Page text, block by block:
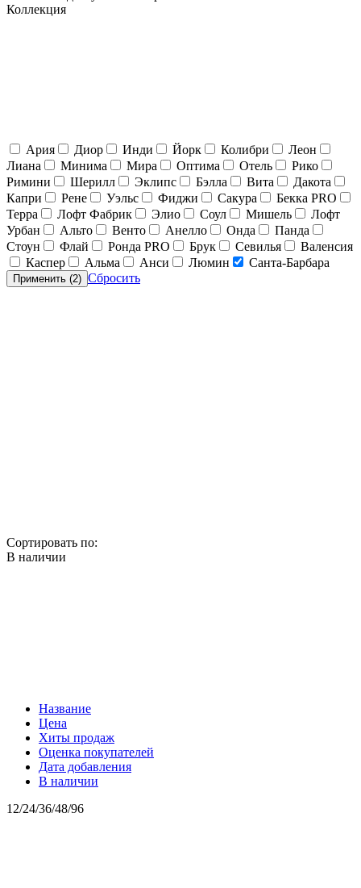
Коллекция
Ария Диор Инди Йорк Колибри
Леон
Лиана
Минима Мира Оптима Отель
Рико
Римини
Шерилл Эклипс Бэлла Вита
Дакота
Капри
Рене Уэльс Фиджи Сакура
Бекка PRO
Терра
Лофт Фабрик Элио Соул Мишель
Лофт
Урбан
Альто Венто Анелло Онда
Панда
Стоун
Флай Ронда PRO Брук Севилья
Валенсия
Каспер
Альма Анси Люмин Санта-Барбара
Применить (2) Сбросить
Сортировать по:
В наличии
Название
Цена
Хиты продаж
Оценка покупателей
Дата добавления
В наличии
12/24/36/48/96